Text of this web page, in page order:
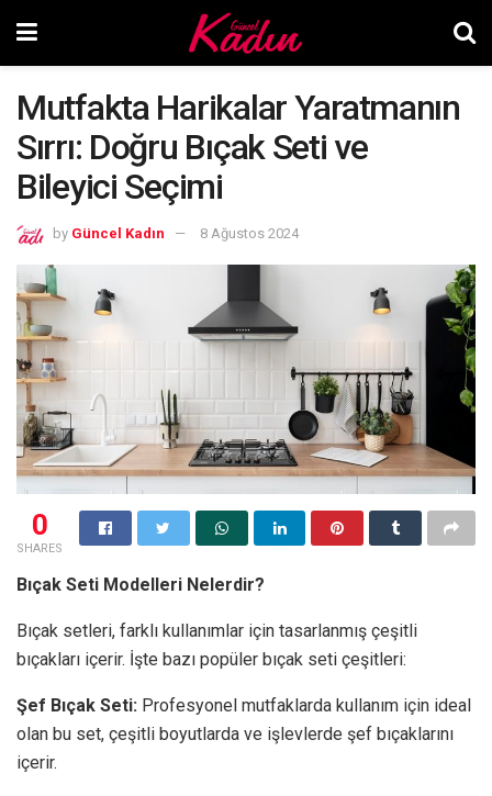
Mutfakta Harikalar Yaratmanın
Sırrı: Doğru Bıçak Seti ve
Bileyici Seçimi
by Güncel Kadın 8 Ağustos 2024
0
SHARES
Bıçak Seti Modelleri Nelerdir?
Bıçak setleri, farklı kullanımlar için tasarlanmış çeşitli
bıçakları içerir. İşte bazı popüler bıçak seti çeşitleri:
Şef Bıçak Seti: Profesyonel mutfaklarda kullanım için ideal
olan bu set, çeşitli boyutlarda ve işlevlerde şef bıçaklarını
içerir.